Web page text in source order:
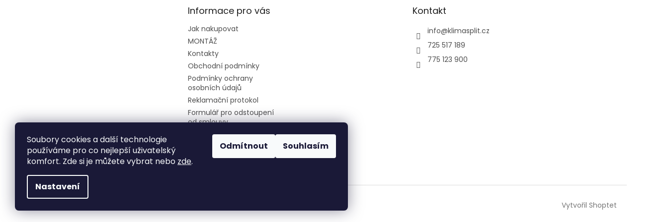
Soubory cookies a další technologie
používáme pro co nejlepší uživatelský
komfort. Zde si je můžete vybrat nebo zde.
Nastavení
Odmítnout Souhlasím
Informace pro vás
Jak nakupovat
MONTÁŽ
Kontakty
Obchodní podmínky
Podmínky ochrany
osobních údajů
Reklamační protokol
Formulář pro odstoupení
od smlouvy
Kontakt
info@klimasplit.cz
725 517 189
775 123 900
Vytvořil Shoptet